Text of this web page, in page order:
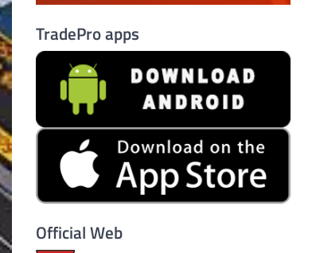
TradePro apps
Official Web